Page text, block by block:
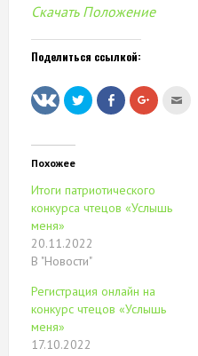
Скачать Положение
Поделиться ссылкой:
Нажмите,
чтобы
поделиться
Нажмите
здесь,
чтобы
новом
окне)
Нажмите,
чтобы
Похожее
Итоги патриотического
конкурса чтецов «Услышь
меня»
20.11.2022
В "Новости"
Регистрация онлайн на
конкурс чтецов «Услышь
меня»
17.10.2022